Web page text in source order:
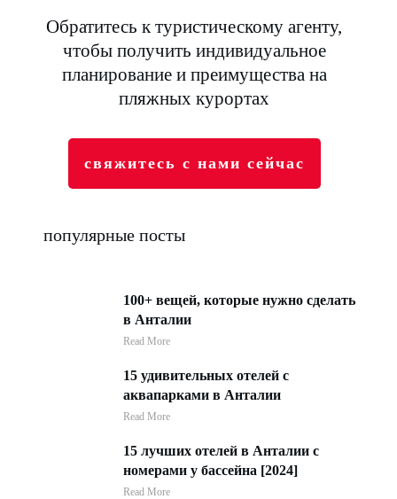
Обратитесь к туристическому агенту,
чтобы получить индивидуальное
планирование и преимущества на
пляжных курортах
свяжитесь с нами сейчас
популярные посты
100+ вещей, которые нужно сделать
в Анталии
Read More
15 удивительных отелей с
аквапарками в Анталии
Read More
15 лучших отелей в Анталии с
номерами у бассейна [2024]
Read More